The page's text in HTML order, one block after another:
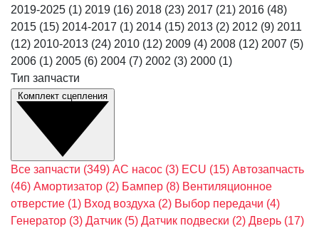
2019-2025 (1) 2019 (16) 2018 (23) 2017 (21) 2016 (48)
2015 (15) 2014-2017 (1) 2014 (15) 2013 (2) 2012 (9) 2011
(12) 2010-2013 (24) 2010 (12) 2009 (4) 2008 (12) 2007 (5)
2006 (1) 2005 (6) 2004 (7) 2002 (3) 2000 (1)
Тип запчасти
Комплект сцепления
Все запчасти (349) AC насос (3) ECU (15) Автозапчасть
(46) Амортизатор (2) Бампер (8) Вентиляционное
отверстие (1) Вход воздуха (2) Выбор передачи (4)
Генератор (3) Датчик (5) Датчик подвески (2) Дверь (17)